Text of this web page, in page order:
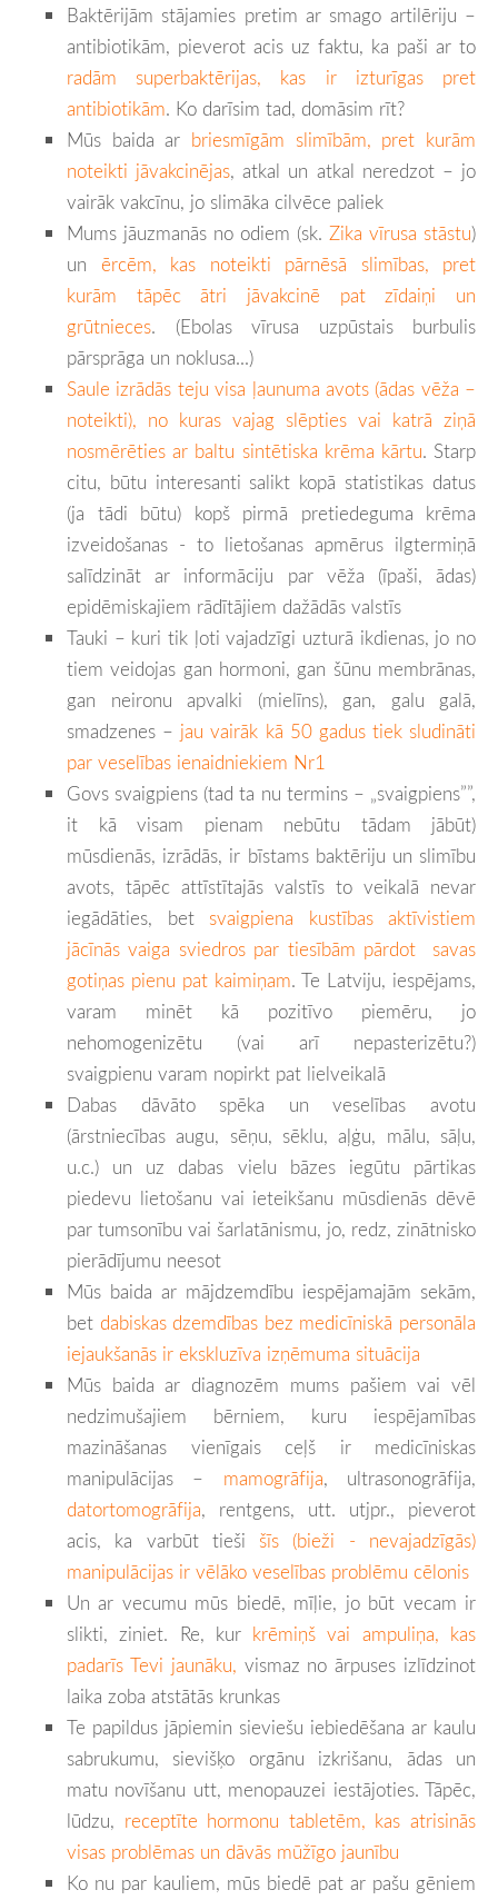
Baktērijām stājamies pretim ar smago artilēriju –
antibiotikām, pieverot acis uz faktu, ka paši ar to
radām superbaktērijas, kas ir izturīgas pret
antibiotikām. Ko darīsim tad, domāsim rīt?
Mūs baida ar briesmīgām slimībām, pret kurām
noteikti jāvakcinējas, atkal un atkal neredzot – jo
vairāk vakcīnu, jo slimāka cilvēce paliek
Mums jāuzmanās no odiem (sk. Zika vīrusa stāstu)
un ērcēm, kas noteikti pārnēsā slimības, pret
kurām tāpēc ātri jāvakcinē pat zīdaiņi un
grūtnieces. (Ebolas vīrusa uzpūstais burbulis
pārsprāga un noklusa...)
Saule izrādās teju visa ļaunuma avots (ādas vēža –
noteikti), no kuras vajag slēpties vai katrā ziņā
nosmērēties ar baltu sintētiska krēma kārtu. Starp
citu, būtu interesanti salikt kopā statistikas datus
(ja tādi būtu) kopš pirmā pretiedeguma krēma
izveidošanas - to lietošanas apmērus ilgtermiņā
salīdzināt ar informāciju par vēža (īpaši, ādas)
epidēmiskajiem rādītājiem dažādās valstīs
Tauki – kuri tik ļoti vajadzīgi uzturā ikdienas, jo no
tiem veidojas gan hormoni, gan šūnu membrānas,
gan neironu apvalki (mielīns), gan, galu galā,
smadzenes – jau vairāk kā 50 gadus tiek sludināti
par veselības ienaidniekiem Nr1
Govs svaigpiens (tad ta nu termins – „svaigpiens””,
it kā visam pienam nebūtu tādam jābūt)
mūsdienās, izrādās, ir bīstams baktēriju un slimību
avots, tāpēc attīstītajās valstīs to veikalā nevar
iegādāties, bet svaigpiena kustības aktīvistiem
jācīnās vaiga sviedros par tiesībām pārdot savas
gotiņas pienu pat kaimiņam. Te Latviju, iespējams,
varam minēt kā pozitīvo piemēru, jo
nehomogenizētu (vai arī nepasterizētu?)
svaigpienu varam nopirkt pat lielveikalā
Dabas dāvāto spēka un veselības avotu
(ārstniecības augu, sēņu, sēklu, aļģu, mālu, sāļu,
u.c.) un uz dabas vielu bāzes iegūtu pārtikas
piedevu lietošanu vai ieteikšanu mūsdienās dēvē
par tumsonību vai šarlatānismu, jo, redz, zinātnisko
pierādījumu neesot
Mūs baida ar mājdzemdību iespējamajām sekām,
bet dabiskas dzemdības bez medicīniskā personāla
iejaukšanās ir ekskluzīva izņēmuma situācija
Mūs baida ar diagnozēm mums pašiem vai vēl
nedzimušajiem bērniem, kuru iespējamības
mazināšanas vienīgais ceļš ir medicīniskas
manipulācijas – mamogrāfija, ultrasonogrāfija,
datortomogrāfija, rentgens, utt. utjpr., pieverot
acis, ka varbūt tieši šīs (bieži - nevajadzīgās)
manipulācijas ir vēlāko veselības problēmu cēlonis
Un ar vecumu mūs biedē, mīļie, jo būt vecam ir
slikti, ziniet. Re, kur krēmiņš vai ampuliņa, kas
padarīs Tevi jaunāku, vismaz no ārpuses izlīdzinot
laika zoba atstātās krunkas
Te papildus jāpiemin sieviešu iebiedēšana ar kaulu
sabrukumu, sievišķo orgānu izkrišanu, ādas un
matu novīšanu utt, menopauzei iestājoties. Tāpēc,
lūdzu, receptīte hormonu tabletēm, kas atrisinās
visas problēmas un dāvās mūžīgo jaunību
Ko nu par kauliem, mūs biedē pat ar pašu gēniem